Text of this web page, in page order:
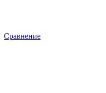
Сравнение